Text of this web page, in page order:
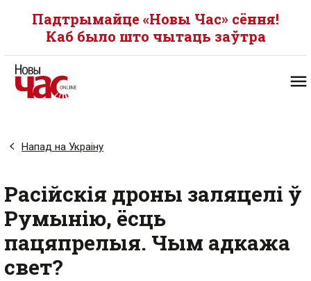
Падтрымайце «Новы Час» сёння!
Каб было што чытаць заўтра
Напад на Украіну
Расійскія дроны заляцелі ў
Румынію, ёсць
пацяпрелыя. Чым адкажа
свет?